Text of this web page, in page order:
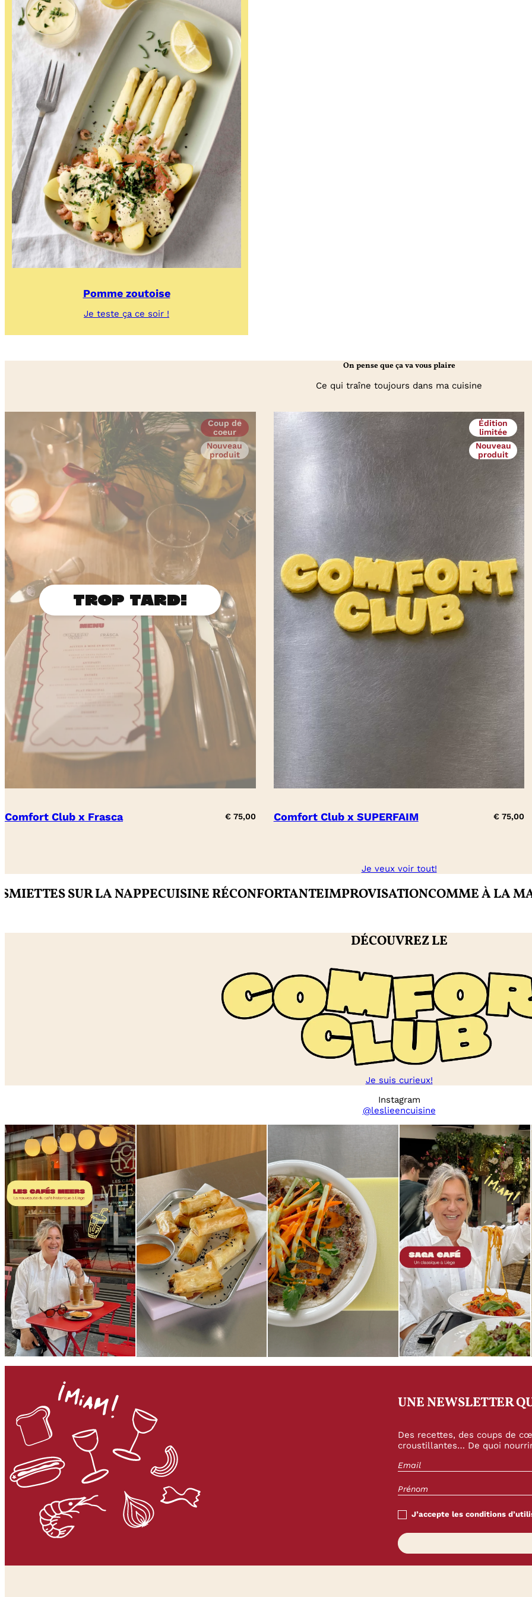
Pomme zoutoise
Je teste ça ce soir !
zoutoise
On pense que ça va vous plaire
Ce qui traîne toujours dans ma cuisine
Coup de
coeur
Nouveau
produit
Comfort Club x Frasca €75,00
Édition
limitée
Nouveau
produit
Comfort Club x SUPERFAIM € 75,00
Je veux voir tout!
SUR LA NAPPECUISINE RÉCONFORTANTEIMPROVISATIONCOMME À LA MAISON
DÉCOUVREZ LE
Je suis curieux!
Instagram
@leslieencuisine
UNE NEWSLETTER
Des recettes, des coups de
croustillantes… De quoi
J’accepte les conditions